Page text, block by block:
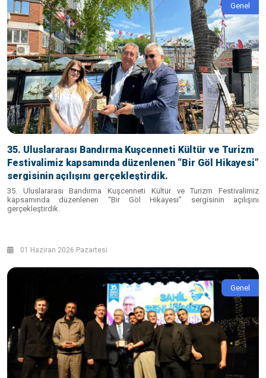
Genel
35. Uluslararası Bandırma Kuşcenneti Kültür ve Turizm
Festivalimiz kapsamında düzenlenen “Bir Göl Hikayesi”
sergisinin açılışını gerçekleştirdik.
35. Uluslararası Bandırma Kuşcenneti Kültür ve Turizm Festivalimiz
kapsamında düzenlenen “Bir Göl Hikayesi” sergisinin açılışını
gerçekleştirdik.
01 Haziran 2026 Pazartesi
Genel